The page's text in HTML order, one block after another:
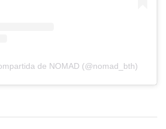
de NOMAD (@nomad_bth)